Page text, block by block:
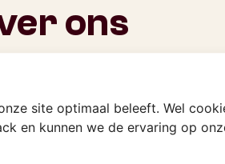
site optimaal beleeft. Wel
en kunnen we de ervaring op
ons
in 2014 door Charles
Wij geloven in de kracht